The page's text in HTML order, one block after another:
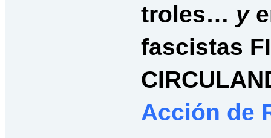
troles… y
fascistas
Acción de